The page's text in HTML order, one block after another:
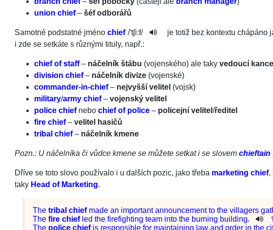
union chief– šéf odborářů
Samotné podstatné jméno chief /'tʃi:f/ je totiž bez kontextu chápáno
i zde se setkáte s různými tituly, např.:
chief of staff– náčelník štábu (vojenského) ale taky vedoucí
division chief– náčelník divize (vojenské)
commander-in-chief– nejvyšší velitel (vojsk)
military/army chief– vojenský velitel
police chiefnebo chief of police – policejní velitel /ředitel
fire chief– velitel hasičů
tribal chief– náčelník kmene
Pozn.: U náčelníka či vůdce kmene se můžete setkat i se slovem chieftain
Dříve se toto slovo používalo i u dalších pozic, jako třeba marketing chief,
taky Head of Marketing.
The tribal chief made an important announcement to the villagers
The fire chief led the firefighting team into the burning building.
The police chief is responsible for maintaining law and order in the